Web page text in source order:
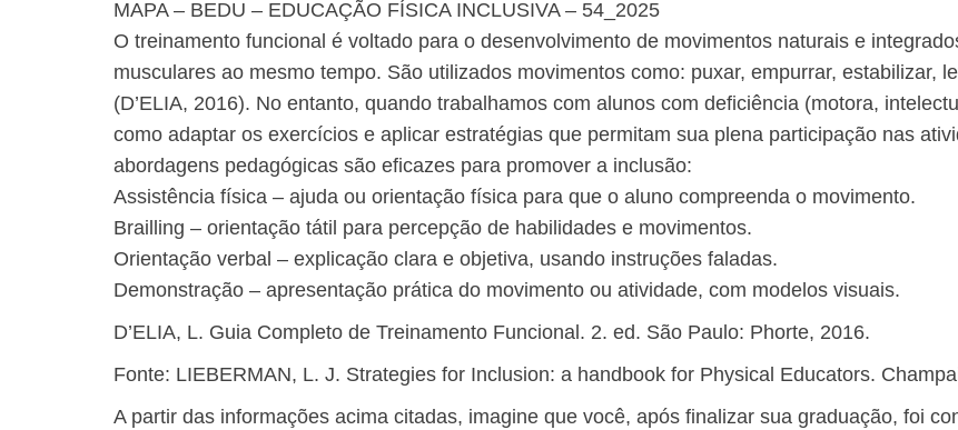
MAPA – BEDU – EDUCAÇÃO FÍSICA INCLUSIVA – 54_2025
O treinamento funcional é voltado para o desenvolvimento de movimentos naturais e
musculares ao mesmo tempo. São utilizados movimentos como: puxar, empurrar, estabilizar,
(D’ELIA, 2016). No entanto, quando trabalhamos com alunos com deficiência (motora,
como adaptar os exercícios e aplicar estratégias que permitam sua plena participação nas
abordagens pedagógicas são eficazes para promover a inclusão:
Assistência física – ajuda ou orientação física para que o aluno compreenda o movimento.
Brailling – orientação tátil para percepção de habilidades e movimentos.
Orientação verbal – explicação clara e objetiva, usando instruções faladas.
Demonstração – apresentação prática do movimento ou atividade, com modelos visuais.
​D’ELIA, L. Guia Completo de Treinamento Funcional. 2. ed. São Paulo: Phorte, 2016.
Fonte: LIEBERMAN, L. J. Strategies for Inclusion: a handbook for Physical Educators.
A partir das informações acima citadas, imagine que você, após finalizar sua graduação, foi